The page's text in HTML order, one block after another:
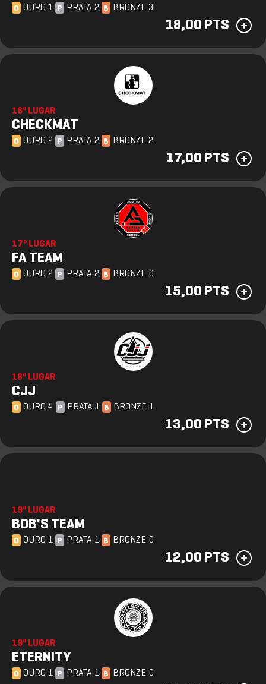
O OURO 1 P PRATA 2 B BRONZE 3
18,00 PTS
16º LUGAR
CHECKMAT
O OURO 2 P PRATA 2 B BRONZE 2
17,00 PTS
17º LUGAR
FA TEAM
O OURO 2 P PRATA 2 B BRONZE 0
15,00 PTS
18º LUGAR
CJJ
O OURO 4 P PRATA 1 B BRONZE 1
13,00 PTS
19º LUGAR
BOB'S TEAM
O OURO 1 P PRATA 1 B BRONZE 0
12,00 PTS
19º LUGAR
ETERNITY
O OURO 1 P PRATA 1 B BRONZE 0